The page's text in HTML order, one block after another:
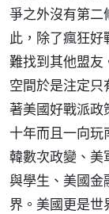
爭之外沒有第二
此，除了瘋狂
難找到其他盟友
空間於是注定
著美國好戰派
十年而且一向玩
韓數次政變、美
與學生、美國金
界。美國更是世